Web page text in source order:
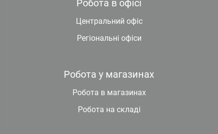
Робота в офісі
Центральний офіс
Регіональні офіси
Робота у магазинах
Робота в магазинах
Робота на складі